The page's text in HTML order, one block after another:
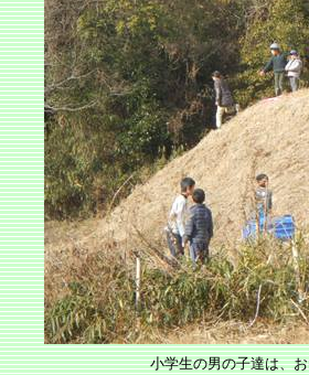
小学生の男の子達は、